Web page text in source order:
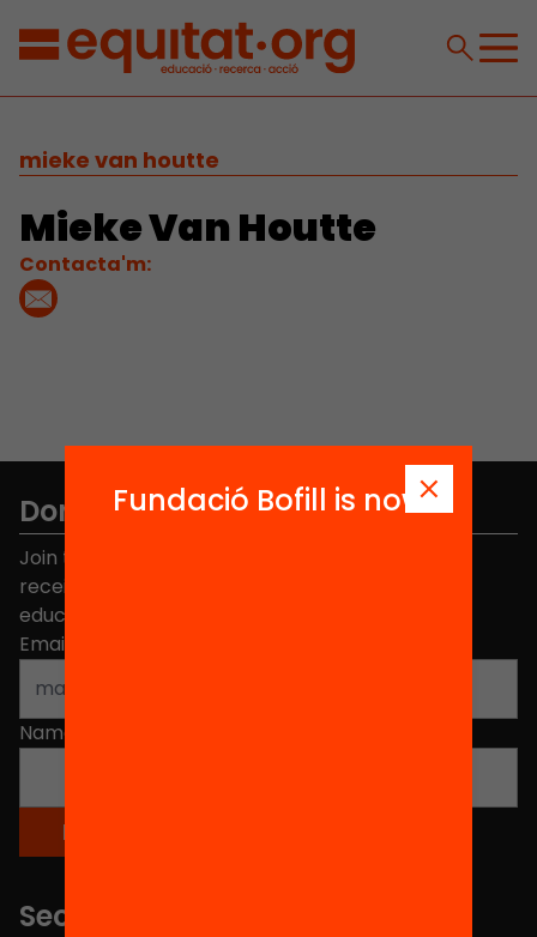
mieke van houtte
Mieke Van Houtte
Contacta'm:
Don't miss anything.
Join the more than 40,000 people who already
receive news about initiatives and projects for
educational change in Catalonia.
Email address
Name
Sections
Fundació Bofill is now